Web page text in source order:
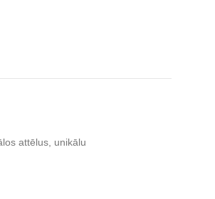
attēlus, unikālu